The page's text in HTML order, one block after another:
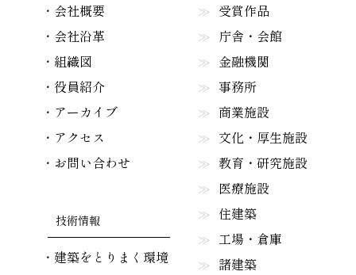
会社概要
会社沿革
組織図
役員紹介
アーカイブ
アクセス
お問い合わせ
技術情報
建築をとりまく環境
受賞作品
庁舎・会館
金融機関
事務所
商業施設
文化・厚生施設
教育・研究施設
医療施設
住建築
工場・倉庫
諸建築